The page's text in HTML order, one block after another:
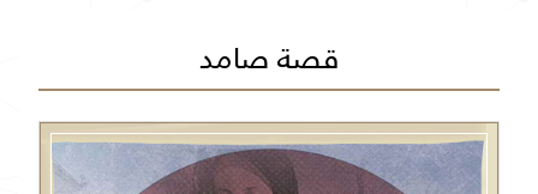
قصة صامد